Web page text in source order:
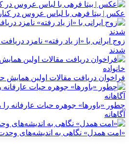
عکس | بیتا فرهی با لباس عروس در
زوج ایرانی با «از یاد رفته» نامزد
شدند
فراخوان دریافت مقالات اولین همایش
چطور «باورها» جوهره حیات عارفانه را
آگاهانه
«امت همدل» نگاهی به اندیشه‌های